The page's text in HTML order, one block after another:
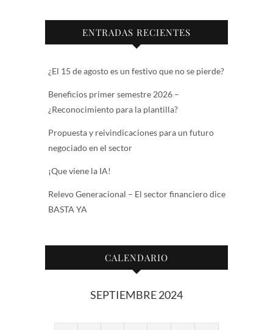
ENTRADAS RECIENTES
¿El 15 de agosto es un festivo que no se pierde?
Beneficios primer semestre 2026 –
¿Reconocimiento para la plantilla?
Propuesta y reivindicaciones para un futuro
negociado en el sector
¡Que viene la IA!
Relevo Generacional – El sector financiero dice
BASTA YA
CALENDARIO
SEPTIEMBRE 2024